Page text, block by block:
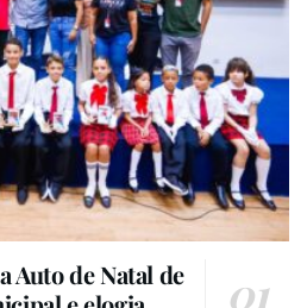
Auto de Natal de